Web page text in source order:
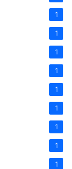
1
1
1
1
1
1
1
1
1